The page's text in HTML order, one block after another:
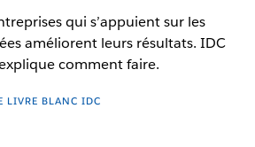
qui s’appuient sur les
améliorent leurs résultats. IDC
comment faire.
LIVRE BLANC IDC